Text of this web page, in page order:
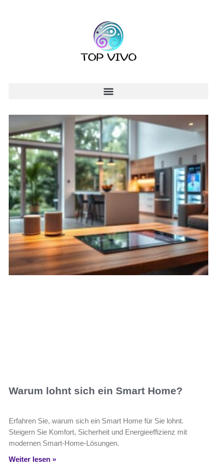
Warum lohnt sich ein Smart Home?
Erfahren Sie, warum sich ein Smart Home für Sie lohnt.
Steigern Sie Komfort, Sicherheit und Energieeffizienz mit
modernen Smart-Home-Lösungen.
Weiter lesen »